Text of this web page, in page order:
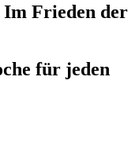
Im Frieden der
für jeden